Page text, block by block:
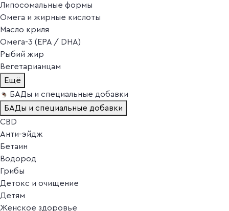
Липосомальные формы
Омега и жирные кислоты
Масло криля
Омега-3 (EPA / DHA)
Рыбий жир
Вегетарианцам
Ещё
БАДы и специальные добавки
БАДы и специальные добавки
CBD
Анти-эйдж
Бетаин
Водород
Грибы
Детокс и очищение
Детям
Женское здоровье